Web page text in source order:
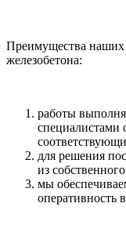
Преимущества наших
железобетона:
работы
для решения
из
мы
оперативность